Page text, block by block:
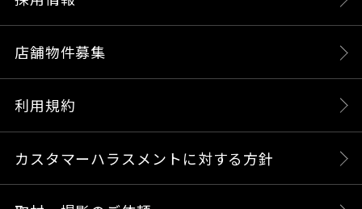
店舗物件募集
利用規約
カスタマーハラスメントに対する方針